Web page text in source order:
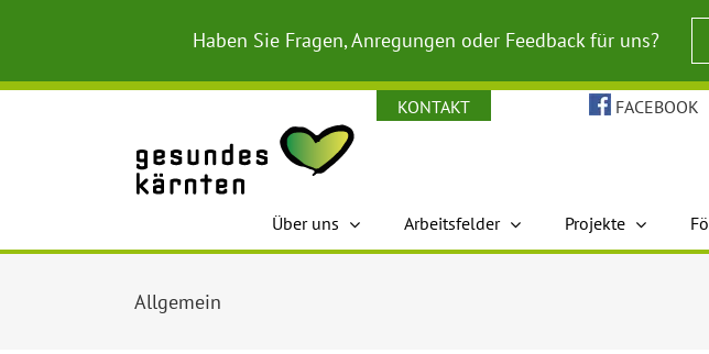
Haben Sie Fragen, Anregungen oder Feedback für uns?
KONTAKT FACEBOOK
Über uns Arbeitsfelder Projekte
Allgemein